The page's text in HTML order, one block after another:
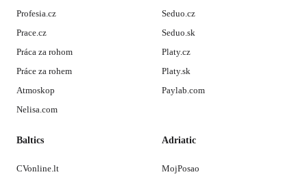
Profesia.cz
Prace.cz
Práca za rohom
Práce za rohem
Atmoskop
Nelisa.com
Seduo.cz
Seduo.sk
Platy.cz
Platy.sk
Paylab.com
Baltics
CVonline.lt
Adriatic
MojPosao